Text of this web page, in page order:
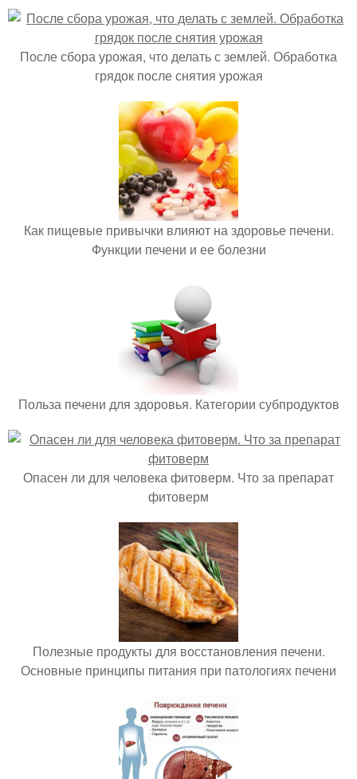
После сбора урожая, что делать с землей. Обработка
грядок после снятия урожая
Как пищевые привычки влияют на здоровье печени.
Функции печени и ее болезни
Польза печени для здоровья. Категории субпродуктов
Опасен ли для человека фитоверм. Что за препарат
фитоверм
Полезные продукты для восстановления печени.
Основные принципы питания при патологиях печени